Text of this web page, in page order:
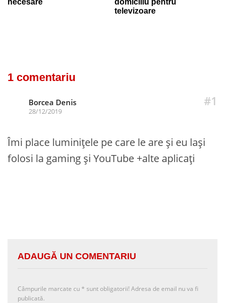
televizoare
1 comentariu
#1
Borcea Denis
28/12/2019
Îmi place luminițele pe care le are și eu lași
folosi la gaming și YouTube +alte aplicați
ADAUGĂ UN COMENTARIU
Câmpurile marcate cu * sunt obligatorii! Adresa de email nu va fi
publicată.